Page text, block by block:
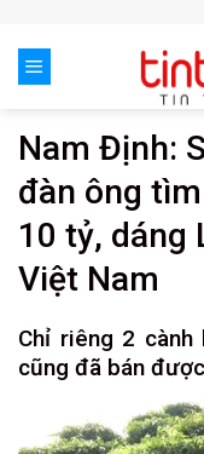
content
Nam Định:
đàn ông
10 tỷ, dáng
Việt Nam
Chỉ riêng 2 cành
cũng đã bán